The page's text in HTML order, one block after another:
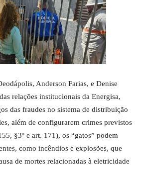
Anderson Farias, e Denise
relações institucionais da Energisa,
das fraudes no sistema de distribuição
além de configurarem crimes previstos
§3º e art. 171), os “gatos” podem
como incêndios e explosões, que
de mortes relacionadas à eletricidade